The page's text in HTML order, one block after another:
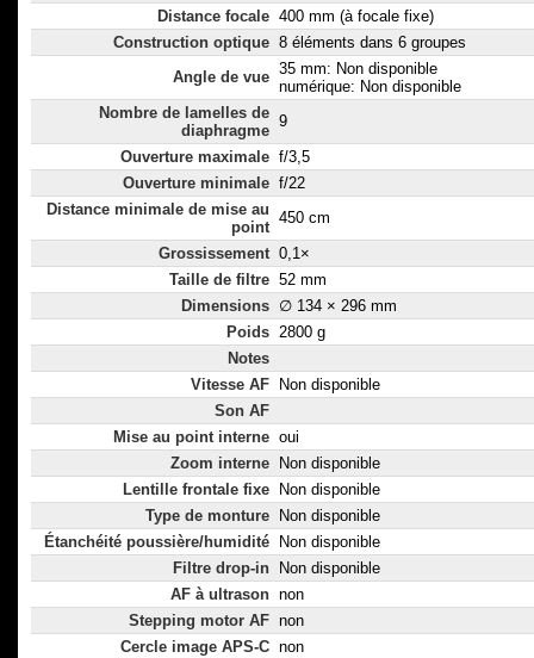
Distance focale 400 mm (à focale fixe)
Construction optique 8 éléments dans 6 groupes
Angle de vue 35 mm: Non disponible
numérique: Non disponible
Nombre de lamelles de
diaphragme
9
Ouverture maximale f/3,5
Ouverture minimale f/22
Distance minimale de mise au
point
450 cm
Grossissement 0,1×
Taille de filtre 52 mm
Dimensions ∅ 134 × 296 mm
Poids 2800 g
Notes
Vitesse AF
Non disponible
Son AF
Mise au point interne oui
Zoom interne
Non disponible
Lentille frontale fixe
Non disponible
Type de monture
Non disponible
Étanchéité poussière/humidité
Non disponible
Filtre drop-in
Non disponible
AF à ultrason non
Stepping motor AF non
Cercle image APS-C non